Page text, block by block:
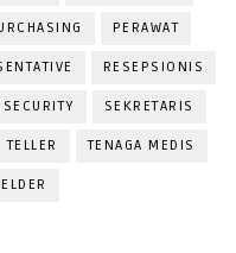
PERAWAT
RESEPSIONIS
SECURITY SEKRETARIS
TELLER TENAGA MEDIS